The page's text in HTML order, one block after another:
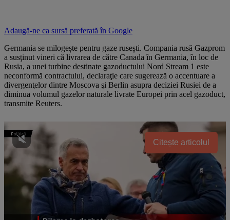
Adaugă-ne ca sursă preferată în Google
Germania se milogește pentru gaze rusești. Compania rusă Gazprom
a susţinut vineri că livrarea de către Canada în Germania, în loc de
Rusia, a unei turbine destinate gazoductului Nord Stream 1 este
neconformă contractului, declaraţie care sugerează o accentuare a
divergenţelor dintre Moscova şi Berlin asupra deciziei Rusiei de a
diminua volumul gazelor naturale livrate Europei prin acel gazoduct,
transmite Reuters.
Citește articolul